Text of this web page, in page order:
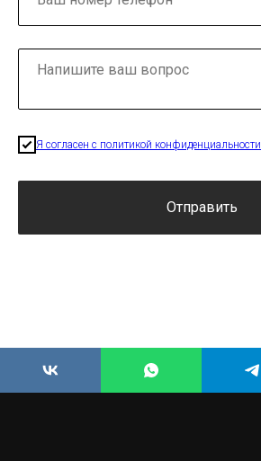
Я согласен с политикой конфиденциальности
Отправить